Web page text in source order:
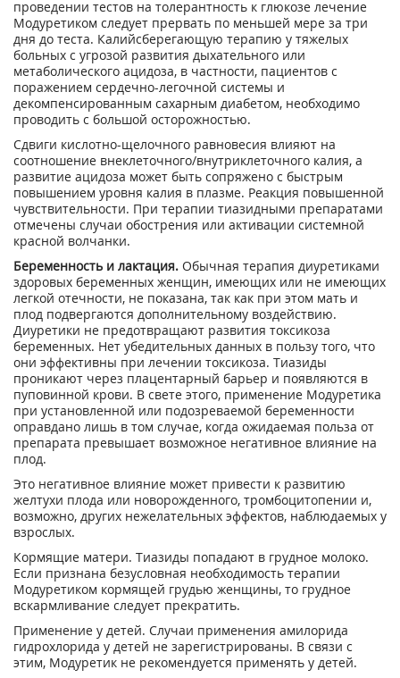
проведении тестов на толерантность к глюкозе лечение
Модуретиком следует прервать по меньшей мере за три
дня до теста. Калийсберегающую терапию у тяжелых
больных с угрозой развития дыхательного или
метаболического ацидоза, в частности, пациентов с
поражением сердечно-легочной системы и
декомпенсированным сахарным диабетом, необходимо
проводить с большой осторожностью.
Сдвиги кислотно-щелочного равновесия влияют на
соотношение внеклеточного/внутриклеточного калия, а
развитие ацидоза может быть сопряжено с быстрым
повышением уровня калия в плазме. Реакция повышенной
чувствительности. При терапии тиазидными препаратами
отмечены случаи обострения или активации системной
красной волчанки.
Беременность и лактация. Обычная терапия диуретиками
здоровых беременных женщин, имеющих или не имеющих
легкой отечности, не показана, так как при этом мать и
плод подвергаются дополнительному воздействию.
Диуретики не предотвращают развития токсикоза
беременных. Нет убедительных данных в пользу того, что
они эффективны при лечении токсикоза. Тиазиды
проникают через плацентарный барьер и появляются в
пуповинной крови. В свете этого, применение Модуретика
при установленной или подозреваемой беременности
оправдано лишь в том случае, когда ожидаемая польза от
препарата превышает возможное негативное влияние на
плод.
Это негативное влияние может привести к развитию
желтухи плода или новорожденного, тромбоцитопении и,
возможно, других нежелательных эффектов, наблюдаемых у
взрослых.
Кормящие матери. Тиазиды попадают в грудное молоко.
Если признана безусловная необходимость терапии
Модуретиком кормящей грудью женщины, то грудное
вскармливание следует прекратить.
Применение у детей. Случаи применения амилорида
гидрохлорида у детей не зарегистрированы. В связи с
этим, Модуретик не рекомендуется применять у детей.